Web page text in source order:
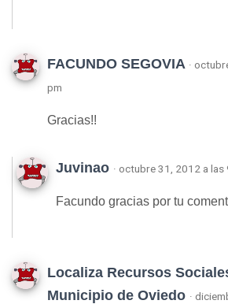
FACUNDO SEGOVIA ·
pm
Gracias!!
Juvinao · octubre 31, 2012 a las
Facundo gracias por tu
Localiza Recursos
Municipio de Oviedo ·